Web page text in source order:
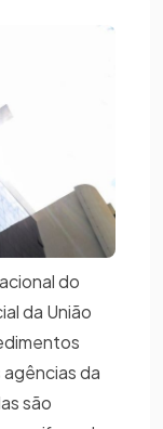
do
da União
da
são